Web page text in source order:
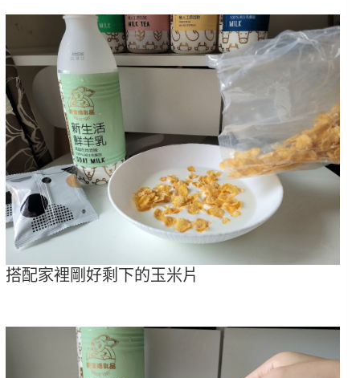
搭配家裡剛好剩下的玉米片